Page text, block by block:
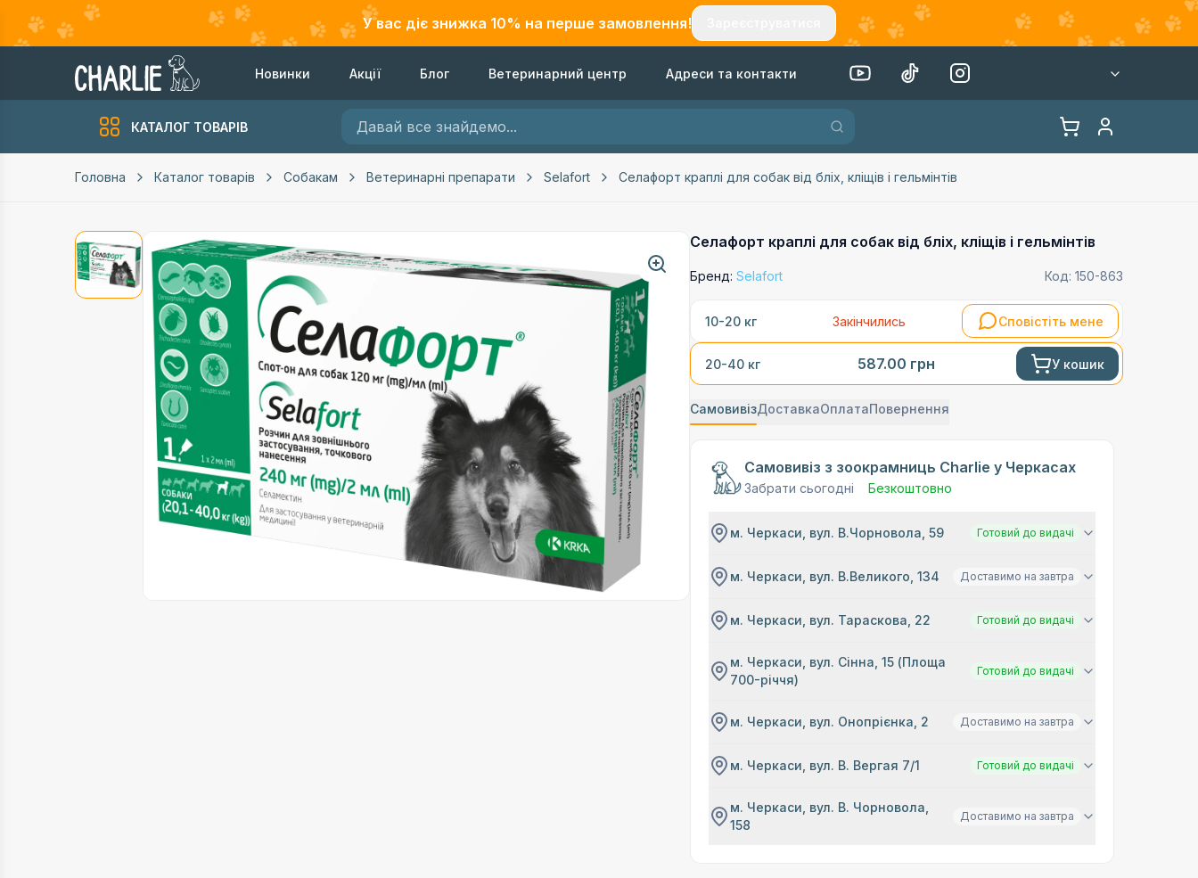
У вас діє знижка 10% на перше замовлення!
Новинки Акції Блог Ветеринарний центр Адреси та контакти
КАТАЛОГ ТОВАРІВ
Головна Каталог товарів Собакам Ветеринарні препарати Selafort Селафорт краплі для собак від бліх, кліщів і гельмінтів
Селафорт краплі для собак від бліх, кліщів і гельмінтів
Бренд: Selafort Код: 150-863
10-20 кг Закінчились Сповістіть мене
20-40 кг 587.00 грн У кошик
СамовивізДоставкаОплатаПовернення
Самовивіз з зоокрамниць Charlie у Черкасах
Забрати сьогодні Безкоштовно
м. Черкаси, вул. В.Чорновола, 59 Готовий до видачі
м. Черкаси, вул. В.Великого, 134 Доставимо на завтра
м. Черкаси, вул. Тараскова, 22 Готовий до видачі
м. Черкаси, вул. Сінна, 15 (Площа
700-річчя)
Готовий до видачі
м. Черкаси, вул. Онопрієнка, 2 Доставимо на завтра
м. Черкаси, вул. В. Вергая 7/1 Готовий до видачі
м. Черкаси, вул. В. Чорновола,
158
Доставимо на завтра